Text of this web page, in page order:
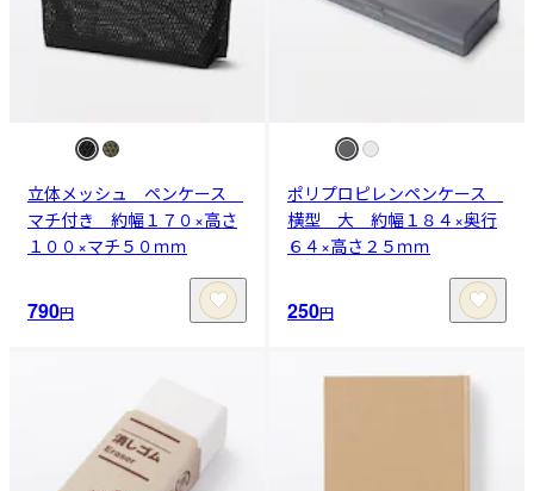
立体メッシュ ペンケース
マチ付き 約幅１７０×高さ
１００×マチ５０ｍｍ
790円
ポリプロピレンペンケース
横型 大 約幅１８４×奥行
６４×高さ２５ｍｍ
250円